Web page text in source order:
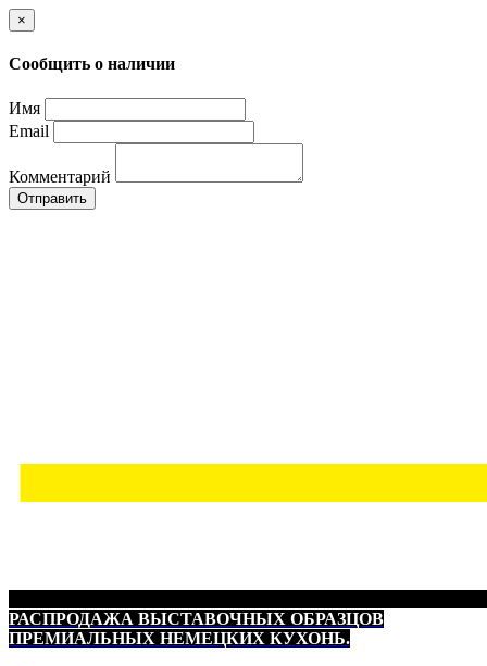
×
Сообщить о наличии
Имя
Email
Комментарий
Отправить
РАСПРОДАЖА ВЫСТАВОЧНЫХ ОБРАЗЦОВ
ПРЕМИАЛЬНЫХ НЕМЕЦКИХ КУХОНЬ.